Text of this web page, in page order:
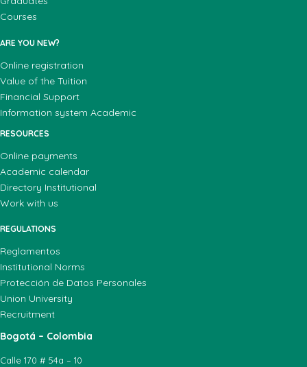
Courses
ARE YOU NEW?
Online registration
Value of the Tuition
Financial Support
Information system Academic
RESOURCES
Online payments
Academic calendar
Directory Institutional
Work with us
REGULATIONS
Reglamentos
Institutional Norms
Protección de Datos Personales
Union University
Recruitment
Bogotá – Colombia
Calle 170 # 54a – 10